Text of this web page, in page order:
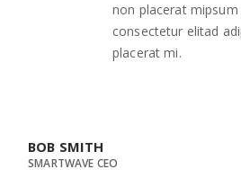
non placerat
consectetur elitad
placerat mi.
BOB SMITH
SMARTWAVE CEO